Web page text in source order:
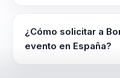
masterclasses y
objetivo y a la audiencia.
¿Cómo solicitar a
evento en España?